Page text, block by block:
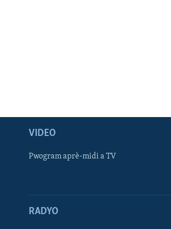
VIDEO
Pwogram aprè-midi a TV
RADYO